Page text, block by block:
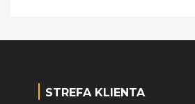
STREFA KLIENTA